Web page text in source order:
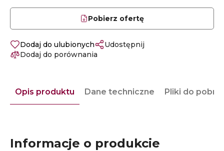
Pobierz ofertę
Dodaj do ulubionych
Udostępnij
Dodaj do porównania
Opis produktu Dane techniczne Pliki do
Informacje o produkcie